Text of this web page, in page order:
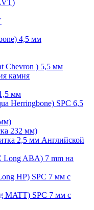
4,5 мм
Chevron ) 5,5 мм
камня
мм
Herringbone) SPC 6,5
232 мм)
2,5 мм Английской
ABA) 7 mm на
HP) SPC 7 мм с
MATT) SPC 7 мм с